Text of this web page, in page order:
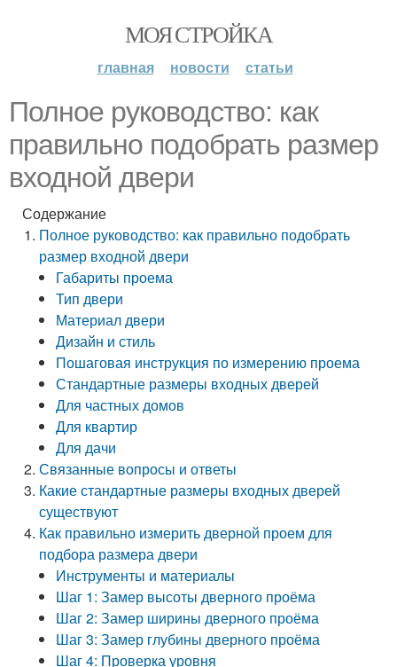
МОЯ СТРОЙКА
главная новости статьи
Полное руководство: как
правильно подобрать размер
входной двери
Содержание
Полное руководство: как правильно подобрать
размер входной двери
Габариты проема
Тип двери
Материал двери
Дизайн и стиль
Пошаговая инструкция по измерению проема
Стандартные размеры входных дверей
Для частных домов
Для квартир
Для дачи
Связанные вопросы и ответы
Какие стандартные размеры входных дверей
существуют
Как правильно измерить дверной проем для
подбора размера двери
Инструменты и материалы
Шаг 1: Замер высоты дверного проёма
Шаг 2: Замер ширины дверного проёма
Шаг 3: Замер глубины дверного проёма
Шаг 4: Проверка уровня